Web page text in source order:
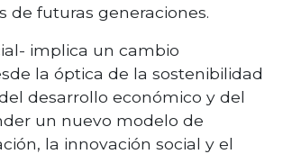
de futuras generaciones.
implica un cambio
la óptica de la sostenibilidad
desarrollo económico y del
un nuevo modelo de
la innovación social y el